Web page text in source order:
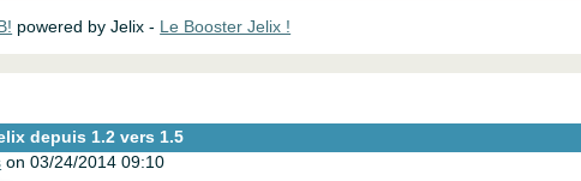
powered by Jelix - Le Booster Jelix !
depuis 1.2 vers 1.5
on 03/24/2014 09:10